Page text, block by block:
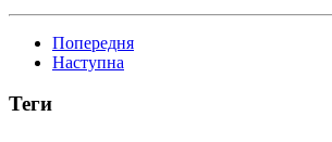
Попередня
Наступна
Теги